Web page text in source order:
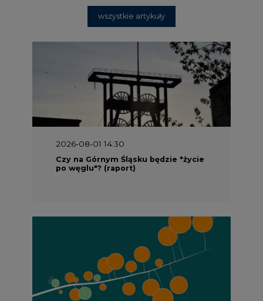
2026-08-01 14:30
Czy na Górnym Śląsku będzie "życie
po węglu"? (raport)
2026-08-01 13:00
Wyszedł ciekawy raport o stanie
klimatu w Europie